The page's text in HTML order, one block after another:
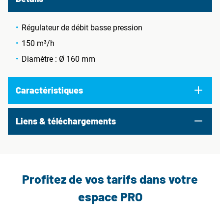
Régulateur de débit basse pression
150 m³/h
Diamètre : Ø 160 mm
Caractéristiques
Liens & téléchargements
Profitez de vos tarifs dans votre
espace PRO